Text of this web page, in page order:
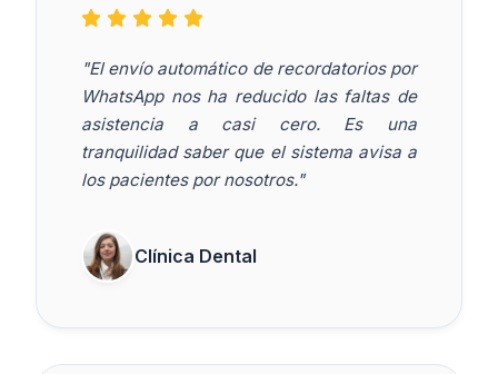
"El envío automático de recordatorios por
WhatsApp nos ha reducido las faltas de
asistencia a casi cero. Es una
tranquilidad saber que el sistema avisa a
los pacientes por nosotros."
Clínica Dental